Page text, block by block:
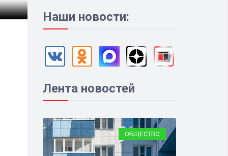
Наши новости:
Лента новостей
ОБЩЕСТВО